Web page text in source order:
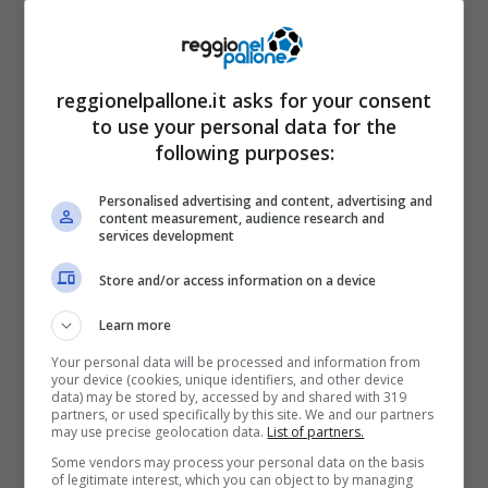
Michael Schumacher guida la celebre Benetton –
Reggionelpallone.it
Nel lontano 1992, è successo però un
qualcosa che ha riguardato non soltanto
quello che allora era il suo team (“Benetton”,
reggionelpallone.it asks for your consent
to use your personal data for the
following purposes:
Personalised advertising and content, advertising and
content measurement, audience research and
services development
Store and/or access information on a device
Learn more
Your personal data will be processed and information from
your device (cookies, unique identifiers, and other device
data) may be stored by, accessed by and shared with 319
partners, or used specifically by this site. We and our partners
may use precise geolocation data. List of partners.
Some vendors may process your personal data on the basis
of legitimate interest, which you can object to by managing